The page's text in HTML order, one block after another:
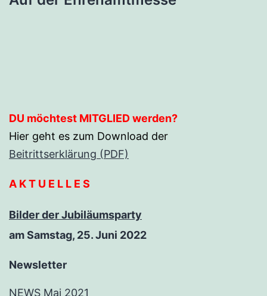
DU möchtest MITGLIED werden?
Hier geht es zum Download der
Beitrittserklärung (PDF)
A K T U E L L E S
Bilder der Jubiläumsparty
am Samstag, 25. Juni 2022
Newsletter
NEWS Mai 2021